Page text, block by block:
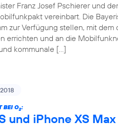
Franz Josef Pschierer und
vereinbart. Die
zur Verfügung stellen, mit
errichten und an die
kommunale […]
BEI O2:
und iPhone XS Max